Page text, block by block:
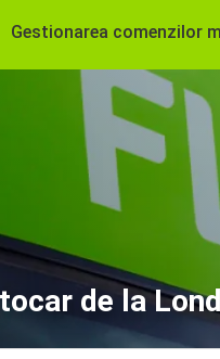
Gestionarea comenzilor
de la